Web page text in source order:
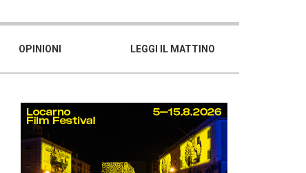
OPINIONI LEGGI IL MATTINO